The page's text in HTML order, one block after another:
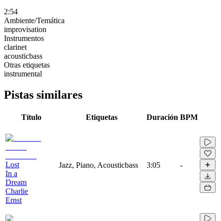
2:54
Ambiente/Temática
improvisation
Instrumentos
clarinet
acousticbass
Otras etiquetas
instrumental
Pistas similares
Título Etiquetas Duración BPM
Lost
In a
Dream
Charlie
Ernst
Jazz, Piano, Acousticbass 3:05 -